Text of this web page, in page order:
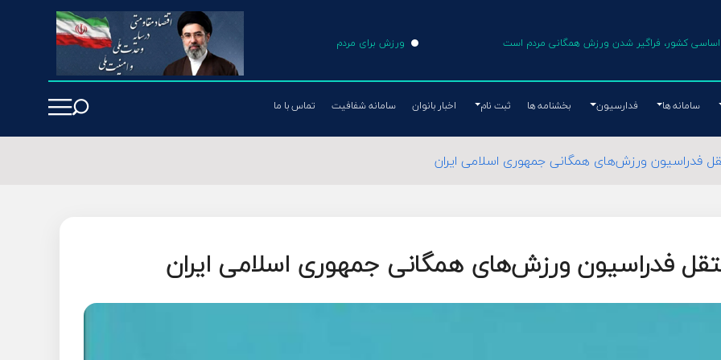
اساسی کشور، فراگیر شدن ورزش همگانی مردم است ورزش برای مردم
سامانه ها فدارسیون بخشنامه ها ثبت نام اخبار بانوان سامانه شفافیت تماس با ما
فدراسیون ورزش‌های همگانی جمهوری اسلامی ایران
فدراسیون ورزش‌های همگانی جمهوری اسلامی ایران